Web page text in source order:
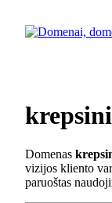
Domenas
vizijos kliento
paruoštas